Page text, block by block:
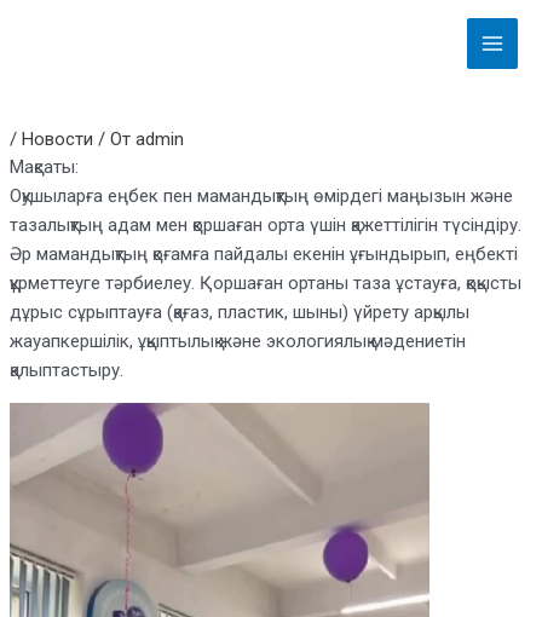
Main
Menu
/Новости / Отadmin
Мақсаты:
Оқушыларға еңбек пен мамандықтың өмірдегі маңызын және
тазалықтың адам мен қоршаған орта үшін қажеттілігін түсіндіру.
Әр мамандықтың қоғамға пайдалы екенін ұғындырып, еңбекті
құрметтеуге тәрбиелеу. Қоршаған ортаны таза ұстауға, қоқысты
дұрыс сұрыптауға (қағаз, пластик, шыны) үйрету арқылы
жауапкершілік, ұқыптылық және экологиялық мәдениетін
қалыптастыру.